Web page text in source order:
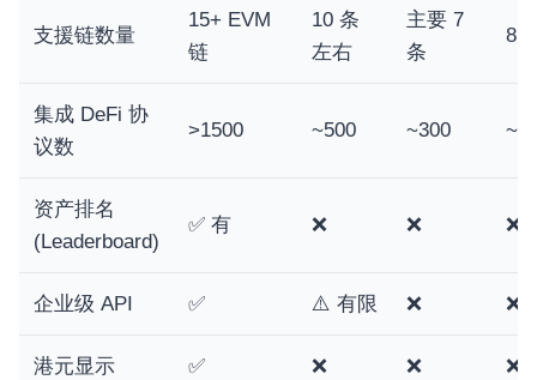
支援链数量
15+ EVM
链
10 条
左右
主要 7
条
8
集成 DeFi 协
议数
>1500 ~500 ~300
资产排名
(Leaderboard)
✅ 有 ❌ ❌ ❌
企业级 API ✅ ⚠️ 有限 ❌ ❌
港元显示 ✅ ❌ ❌ ❌